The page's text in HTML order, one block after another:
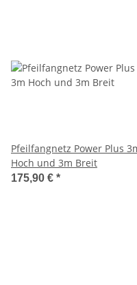
Pfeilfangnetz Power Plus
Hoch und 3m Breit
175,90 € *